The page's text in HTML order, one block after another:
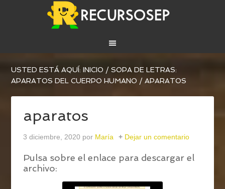
USTED ESTÁ AQUÍ:INICIO / SOPA DE LETRAS:
APARATOS DEL CUERPO HUMANO / APARATOS
aparatos
3 diciembre, 2020 por María Dejar un comentario
Pulsa sobre el enlace para descargar el
archivo: